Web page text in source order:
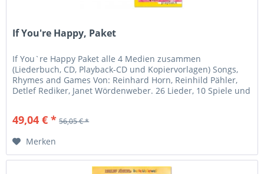
If You're Happy, Paket
If You`re Happy Paket alle 4 Medien zusammen
(Liederbuch, CD, Playback-CD und Kopiervorlagen) Songs,
Rhymes and Games Von: Reinhard Horn, Reinhild Pähler,
Detlef Rediker, Janet Wördenweber. 26 Lieder, 10 Spiele und
49,04 € * 56,05 € *
Merken